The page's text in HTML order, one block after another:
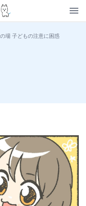
場 子どもの注意に困惑